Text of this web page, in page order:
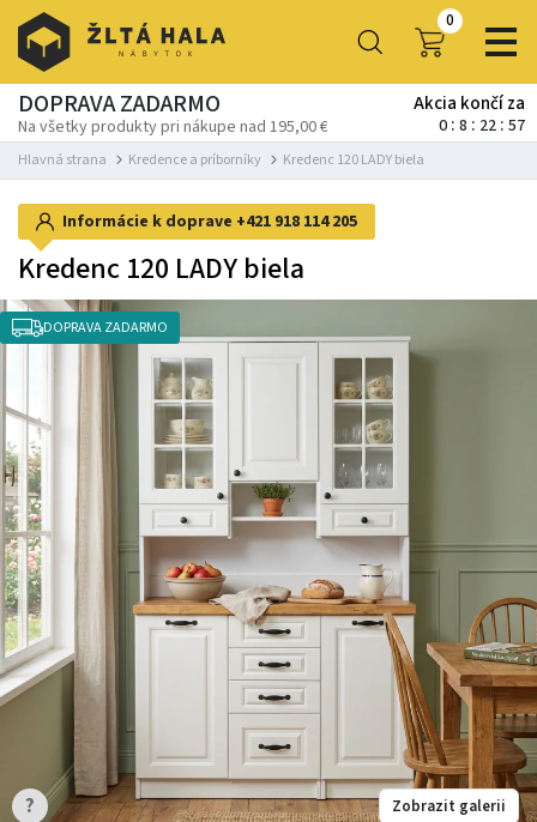
0
DOPRAVA ZADARMO
Na všetky produkty pri nákupe nad 195,00 €
Akcia končí za
0 8 22 56
Hlavná strana Kredence a príborníky Kredenc 120 LADY biela
Informácie k doprave +421 918 114 205
Kredenc 120 LADY biela
DOPRAVA ZADARMO
Zobrazit galerii
?